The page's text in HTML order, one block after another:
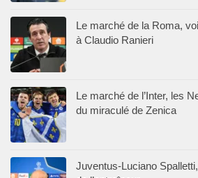
Le marché de la Roma,
à Claudio Ranieri
Le marché de l’Inter, les
du miraculé de Zenica
Juventus-Luciano Spalletti,